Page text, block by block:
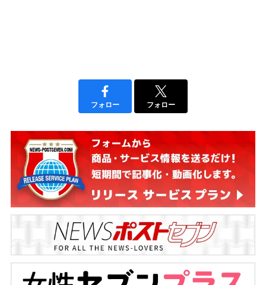
フォロー フォロー